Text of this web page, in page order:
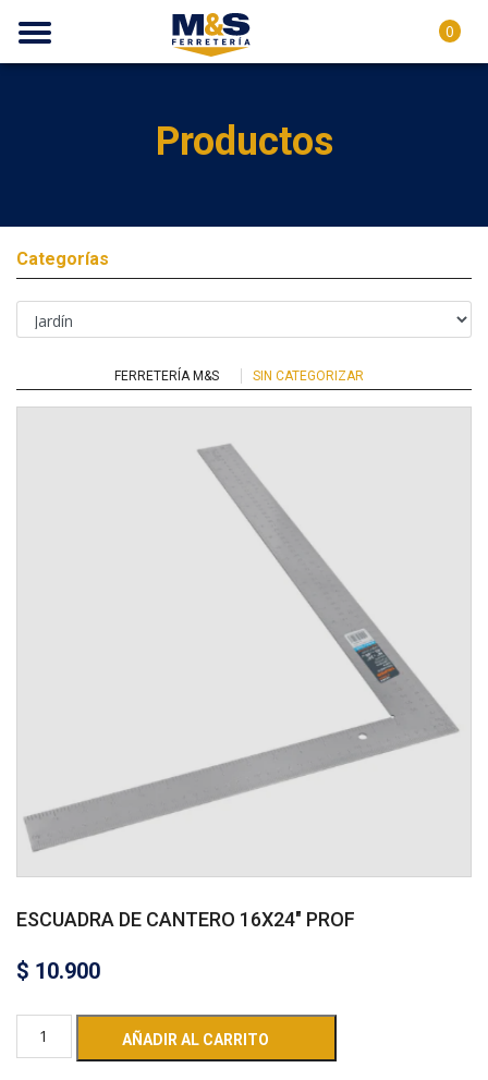
0
Productos
Categorías
FERRETERÍA M&S SIN CATEGORIZAR
ESCUADRA DE CANTERO 16X24″ PROF
$ 10.900
AÑADIR AL CARRITO